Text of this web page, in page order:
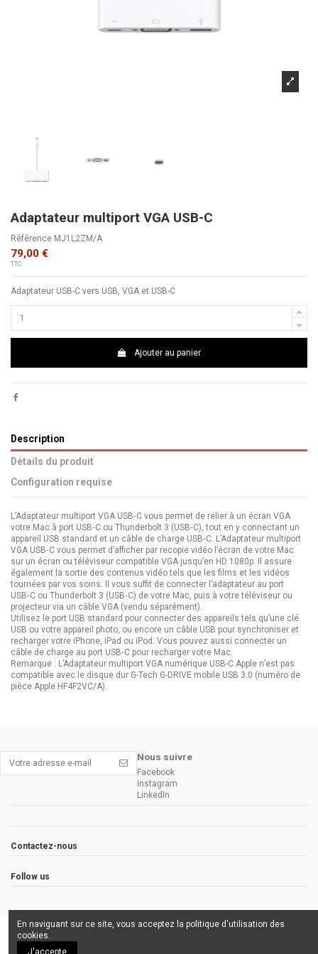
Adaptateur multiport VGA USB-C
Référence MJ1L2ZM/A
79,00 €
TTC
Adaptateur USB-C vers USB, VGA et USB-C
Ajouter au panier
Description
Détails du produit
Configuration requise
L’Adaptateur multiport VGA USB‑C vous permet de relier à un écran VGA
votre Mac à port USB‑C ou Thunderbolt 3 (USB‑C), tout en y connectant un
appareil USB standard et un câble de charge USB‑C. L’Adaptateur multiport
VGA USB‑C vous permet d’afficher par recopie vidéo l’écran de votre Mac
sur un écran ou téléviseur compatible VGA jusqu’en HD 1080p. Il assure
également la sortie des contenus vidéo tels que les films et les vidéos
tournées par vos soins. Il vous suffit de connecter l’adaptateur au port
USB‑C ou Thunderbolt 3 (USB‑C) de votre Mac, puis à votre téléviseur ou
projecteur via un câble VGA (vendu séparément).
Utilisez le port USB standard pour connecter des appareils tels qu’une clé
USB ou votre appareil photo, ou encore un câble USB pour synchroniser et
recharger votre iPhone, iPad ou iPod. Vous pouvez aussi connecter un
câble de charge au port USB‑C pour recharger votre Mac.
Remarque : L’Adaptateur multiport VGA numérique USB-C Apple n’est pas
compatible avec le disque dur G-Tech G-DRIVE mobile USB 3.0 (numéro de
pièce Apple HF4F2VC/A).
Nous suivre
Facebook
Instagram
LinkedIn
Contactez-nous
Follow us
En naviguant sur ce site, vous acceptez la politique d'utilisation des
cookies.
J'accepte